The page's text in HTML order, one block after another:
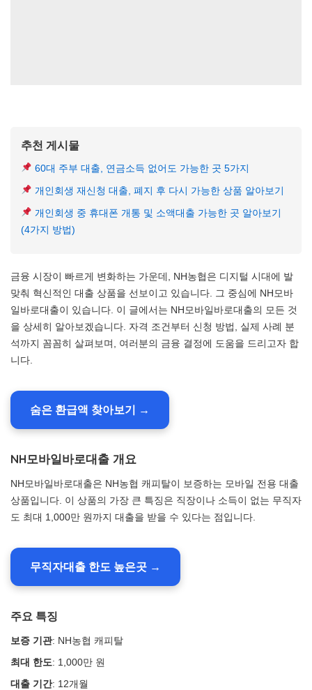
추천 게시물
60대 주부 대출, 연금소득 없어도 가능한 곳 5가지
개인회생 재신청 대출, 폐지 후 다시 가능한 상품 알아보기
개인회생 중 휴대폰 개통 및 소액대출 가능한 곳 알아보기
(4가지 방법)
금융 시장이 빠르게 변화하는 가운데, NH농협은 디지털 시대에 발
맞춰 혁신적인 대출 상품을 선보이고 있습니다. 그 중심에 NH모바
일바로대출이 있습니다. 이 글에서는 NH모바일바로대출의 모든 것
을 상세히 알아보겠습니다. 자격 조건부터 신청 방법, 실제 사례 분
석까지 꼼꼼히 살펴보며, 여러분의 금융 결정에 도움을 드리고자 합
니다.
숨은 환급액 찾아보기 →
NH모바일바로대출 개요
NH모바일바로대출은 NH농협 캐피탈이 보증하는 모바일 전용 대출
상품입니다. 이 상품의 가장 큰 특징은 직장이나 소득이 없는 무직자
도 최대 1,000만 원까지 대출을 받을 수 있다는 점입니다.
무직자대출 한도 높은곳 →
주요 특징
보증 기관: NH농협 캐피탈
최대 한도: 1,000만 원
대출 기간: 12개월